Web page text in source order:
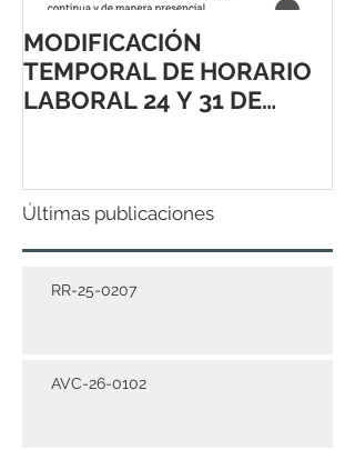
MODIFICACIÓN
TEMPORAL DE HORARIO
LABORAL 24 Y 31 DE
Últimas publicaciones
RR-25-0207
AVC-26-0102